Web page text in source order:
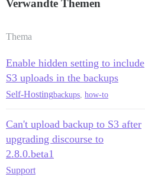
Verwandte Themen
Thema
Enable hidden setting to include
S3 uploads in the backups
Self-Hostingbackups how-to
Can't upload backup to S3 after
upgrading discourse to
2.8.0.beta1
Support